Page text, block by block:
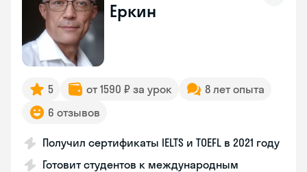
Еркин
5 от 1590 ₽ за урок
8 лет опыта
6 отзывов
Получил сертификаты IELTS и TOEFL в 2021 году
Готовит студентов к международным